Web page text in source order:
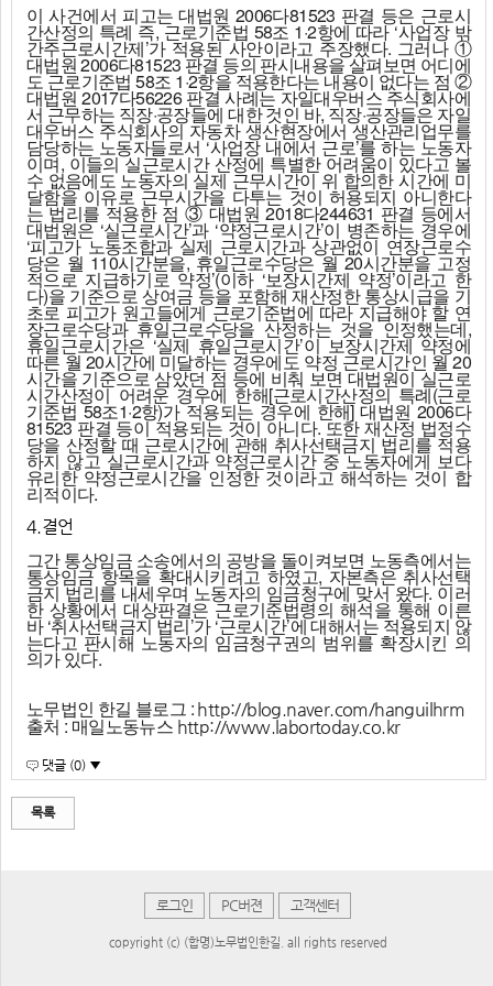
이 사건에서 피고는 대법원 2006다81523 판결 등은 근로시
간산정의 특례 즉, 근로기준법 58조 1·2항에 따라 ‘사업장 밖
간주근로시간제’가 적용된 사안이라고 주장했다. 그러나 ①
대법원 2006다81523 판결 등의 판시내용을 살펴보면 어디에
도 근로기준법 58조 1·2항을 적용한다는 내용이 없다는 점 ②
대법원 2017다56226 판결 사례는 자일대우버스 주식회사에
서 근무하는 직장·공장들에 대한 것인 바, 직장·공장들은 자일
대우버스 주식회사의 자동차 생산현장에서 생산관리업무를
담당하는 노동자들로서 ‘사업장 내에서 근로’를 하는 노동자
이며, 이들의 실근로시간 산정에 특별한 어려움이 있다고 볼
수 없음에도 노동자의 실제 근무시간이 위 합의한 시간에 미
달함을 이유로 근무시간을 다투는 것이 허용되지 아니한다
는 법리를 적용한 점 ③ 대법원 2018다244631 판결 등에서
대법원은 ‘실근로시간’과 ‘약정근로시간’이 병존하는 경우에
‘피고가 노동조합과 실제 근로시간과 상관없이 연장근로수
당은 월 110시간분을, 휴일근로수당은 월 20시간분을 고정
적으로 지급하기로 약정’(이하 ‘보장시간제 약정’이라고 한
다)을 기준으로 상여금 등을 포함해 재산정한 통상시급을 기
초로 피고가 원고들에게 근로기준법에 따라 지급해야 할 연
장근로수당과 휴일근로수당을 산정하는 것을 인정했는데,
휴일근로시간은 ‘실제 휴일근로시간’이 보장시간제 약정에
따른 월 20시간에 미달하는 경우에도 약정 근로시간인 월 20
시간을 기준으로 삼았던 점 등에 비춰 보면 대법원이 실근로
시간산정이 어려운 경우에 한해[근로시간산정의 특례(근로
기준법 58조1·2항)가 적용되는 경우에 한해] 대법원 2006다
81523 판결 등이 적용되는 것이 아니다. 또한 재산정 법정수
당을 산정할 때 근로시간에 관해 취사선택금지 법리를 적용
하지 않고 실근로시간과 약정근로시간 중 노동자에게 보다
유리한 약정근로시간을 인정한 것이라고 해석하는 것이 합
리적이다.
4.결언
그간 통상임금 소송에서의 공방을 돌이켜보면 노동측에서는
통상임금 항목을 확대시키려고 하였고, 자본측은 취사선택
금지 법리를 내세우며 노동자의 임금청구에 맞서 왔다. 이러
한 상황에서 대상판결은 근로기준법령의 해석을 통해 이른
바 ‘취사선택금지 법리’가 ‘근로시간’에 대해서는 적용되지 않
는다고 판시해 노동자의 임금청구권의 범위를 확장시킨 의
의가 있다.
노무법인 한길 블로그 : http://blog.naver.com/hanguilhrm
출처 : 매일노동뉴스 http://www.labortoday.co.kr
댓글 (0) ▼
목록
로그인 PC버젼 고객센터
copyright (c) (합명)노무법인한길. all rights reserved